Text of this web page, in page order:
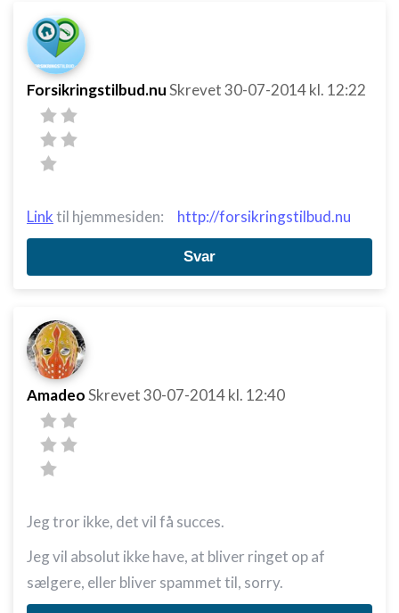
Forsikringstilbud.nuSkrevet30-07-2014kl. 12:22
Linktil hjemmesiden: http://forsikringstilbud.nu
Svar
AmadeoSkrevet30-07-2014kl. 12:40
Jeg tror ikke, det vil få succes.
Jeg vil absolut ikke have, at bliver ringet op af
sælgere, eller bliver spammet til, sorry.